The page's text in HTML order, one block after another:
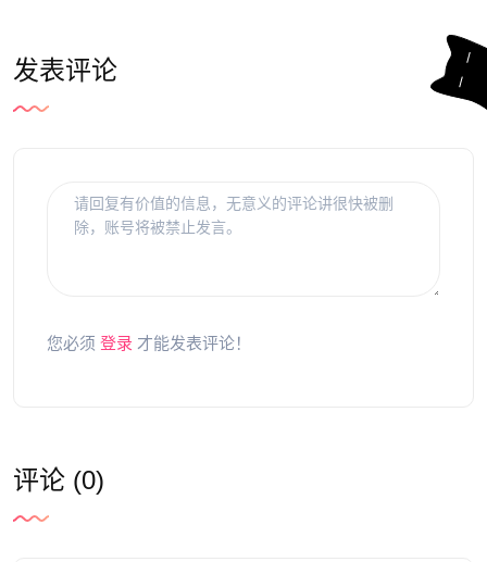
发表评论
您必须 登录 才能发表评论！
评论 (0)